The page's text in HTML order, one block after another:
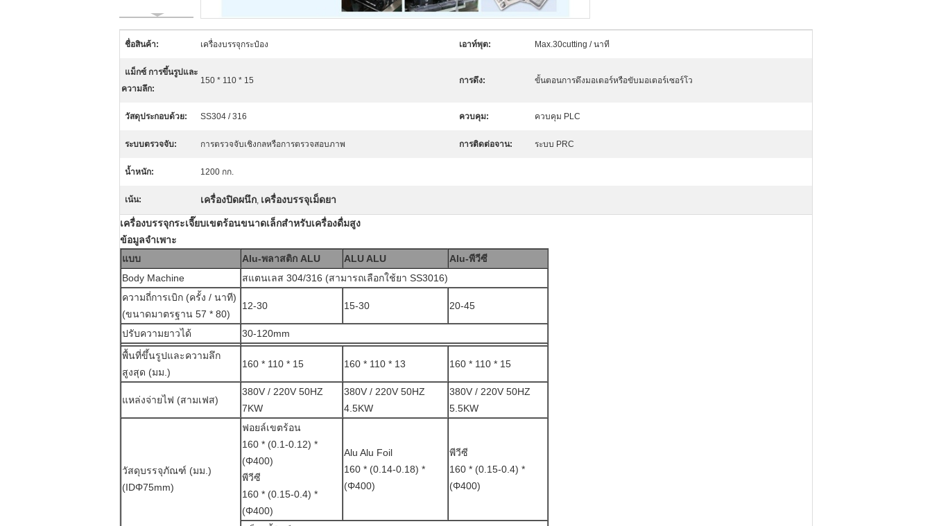
ชื่อสินค้า: เครื่องบรรจุกระป๋อง เอาท์พุต: Max.30cutting / นาที
แม็กซ์ การขึ้นรูปและ
ความลึก:
150 * 110 * 15 การดึง: ขั้นตอนการดึงมอเตอร์หรือขับมอเตอร์เซอร์โว
วัสดุประกอบด้วย: SS304 / 316 ควบคุม: ควบคุม PLC
ระบบตรวจจับ: การตรวจจับเชิงกลหรือการตรวจสอบภาพ การติดต่อจาน: ระบบ PRC
น้ำหนัก: 1200 กก.
เน้น: เครื่องปิดผนึก, เครื่องบรรจุเม็ดยา
เครื่องบรรจุกระเจี๊ยบเขตร้อนขนาดเล็กสำหรับเครื่องดื่มสูง
ข้อมูลจำเพาะ
แบบ
Alu-พลาสติก ALU ALU ALU
Alu-พีวีซี
Body Machine
สแตนเลส 304/316 (สามารถเลือกใช้ยา SS3016)
ความถี่การเบิก (ครั้ง / นาที)
(ขนาดมาตรฐาน 57 * 80)
12-30 15-30 20-45
ปรับความยาวได้
30-120mm
พื้นที่ขึ้นรูปและความลึก
สูงสุด (มม.)
160 * 110 * 15 160 * 110 * 13 160 * 110 * 15
แหล่งจ่ายไฟ (สามเฟส)
380V / 220V 50HZ
7KW
380V / 220V 50HZ
4.5KW
380V / 220V 50HZ
5.5KW
วัสดุบรรจุภัณฑ์ (มม.)
(IDΦ75mm)
ฟอยล์เขตร้อน
160 * (0.1-0.12) *
(Φ400)
พีวีซี
160 * (0.15-0.4) *
(Φ400)
Alu Alu Foil
160 * (0.14-0.18) *
(Φ400)
พีวีซี
160 * (0.15-0.4) *
(Φ400)